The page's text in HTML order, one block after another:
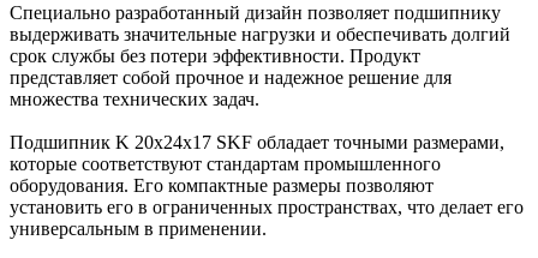
Специально разработанный дизайн позволяет подшипнику
выдерживать значительные нагрузки и обеспечивать долгий
срок службы без потери эффективности. Продукт
представляет собой прочное и надежное решение для
множества технических задач.
Подшипник K 20x24x17 SKF обладает точными размерами,
которые соответствуют стандартам промышленного
оборудования. Его компактные размеры позволяют
установить его в ограниченных пространствах, что делает его
универсальным в применении.